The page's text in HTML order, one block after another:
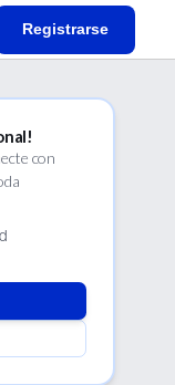
Registrarse
con